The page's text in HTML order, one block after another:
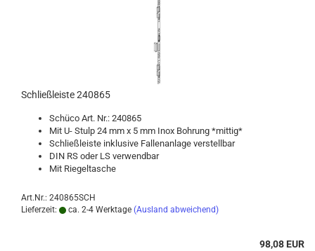
Schließ­leis­te 240865
Schü­co Art. Nr.: 240865
Mit U- Stulp 24 mm x 5 mm Inox Boh­rung *mit­tig*
Schließ­leis­te in­klu­si­ve Fal­len­an­la­ge ver­stell­bar
DIN RS oder LS ver­wend­bar
Mit Rie­gel­ta­sche
Art.Nr.: 240865SCH
Lieferzeit:
ca. 2-4 Werktage (Ausland abweichend)
98,08 EUR